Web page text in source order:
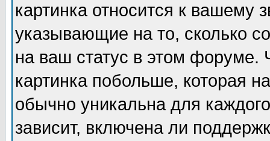
картинка относится к вашему
указывающие на то, сколько
на ваш статус в этом форуме.
картинка побольше, которая
обычно уникальна для
зависит, включена ли